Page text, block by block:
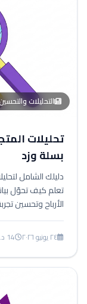
التحليلات
تحليلات
بسلة وزد
دليلك الشامل
تعلم كيف تحوّل
الأرباح وتحسين
٢٤ يونيو ٢٠٢٦ 14 د.ق